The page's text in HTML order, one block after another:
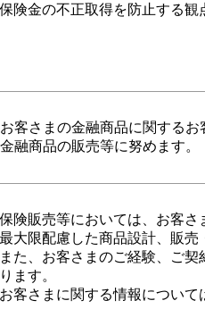
保険金の不正取得を防止する観
お客さまの金融商品に関する
金融商品の販売等に努めます。
保険販売等においては、お客
最大限配慮した商品設計、販売
また、お客さまのご経験、ご
ります。
お客さまに関する情報について